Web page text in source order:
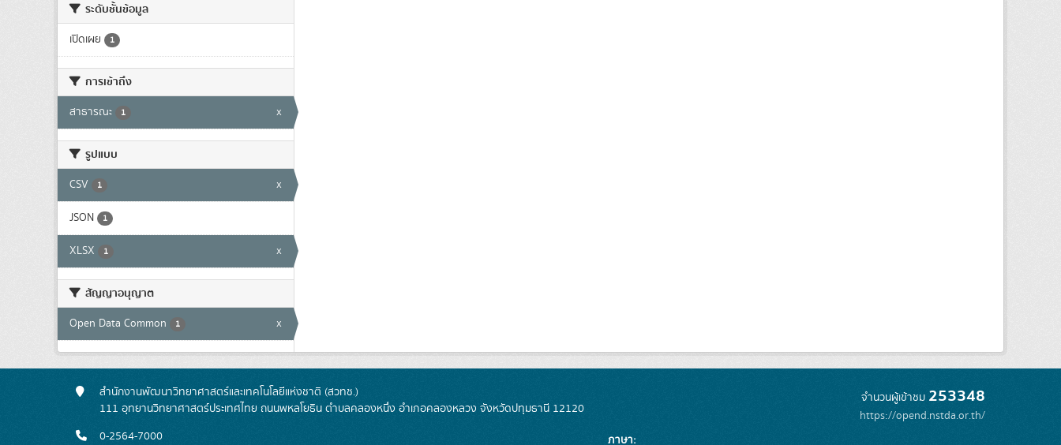
ระดับชั้นข้อมูล
เปิดเผย 1
การเข้าถึง
สาธารณะ 1 x
รูปแบบ
CSV 1 x
JSON 1
XLSX 1 x
สัญญาอนุญาต
Open Data Common 1 x
สำนักงานพัฒนาวิทยาศาสตร์และเทคโนโลยีแห่งชาติ (สวทช.)
111 อุทยานวิทยาศาสตร์ประเทศไทย ถนนพหลโยธิน ตำบลคลองหนึ่ง อำเภอคลองหลวง จังหวัดปทุมธานี 12120
0-2564-7000
จำนวนผู้เข้าชม 253348
https://opend.nstda.or.th/
ภาษา